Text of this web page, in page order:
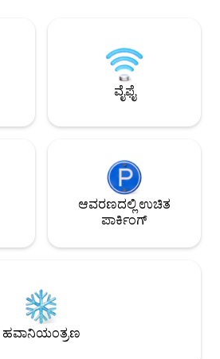
ವಿರಾಮಕ್ಕಾಗಿ ನೀವು
ಮತ್ತು 2 1/2 ಕ್ಕೆ
ಮತ್ತು 7 ರಾತ್ರಿ
ಸ್ವಯಂಚಾಲಿತವಾಗಿ
ಉದ್ಯಾನ
ವೈಫೈ
ಆವರಣದಲ್ಲಿ ಉಚಿತ
ಪಾರ್ಕಿಂಗ್
ಹವಾನಿಯಂತ್ರಣ